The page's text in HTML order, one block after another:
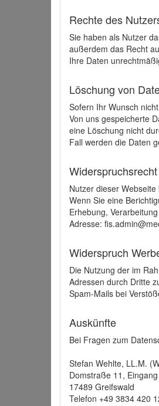
Rechte des
Sie haben als Nutzer
außerdem das Recht
Ihre Daten
Löschung von
Sofern Ihr Wunsch
Von uns gespeicherte
eine Löschung nicht
Fall werden die Daten
Widerspruchsrecht
Nutzer dieser
Wenn Sie eine
Erhebung,
Adresse:
Widerspruch
Die Nutzung der im
Adressen durch Dritte
Spam-Mails bei
Auskünfte
Bei Fragen zum
Stefan Wehlte, LL.M.
Domstraße 11,
17489 Greifswald
Telefon +49 3834 420